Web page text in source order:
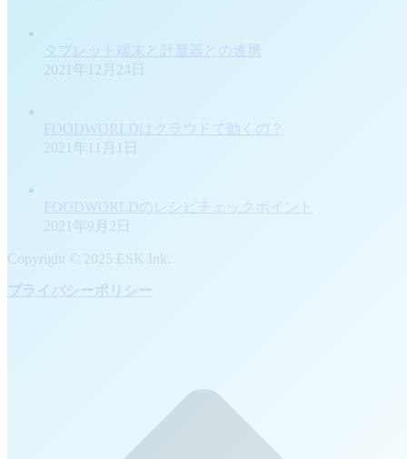
タブレット端末と計量器との連携
2021年12月24日
FOODWORLDはクラウドで動くの？
2021年11月1日
FOODWORLDのレシピチェックポイント
2021年9月2日
Copyright © 2025 ESK Ink.
プライバシーポリシー